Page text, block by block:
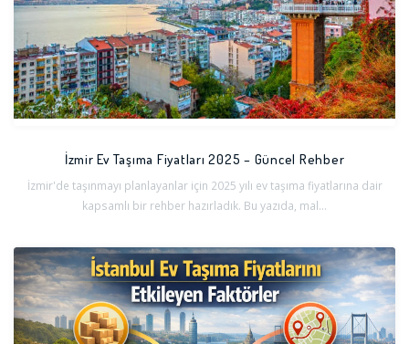
İzmir Ev Taşıma Fiyatları 2025 – Güncel Rehber
İzmir'de taşınmayı planlayanlar için 2025 yılı ev taşıma fiyatlarına dair
kapsamlı bir rehber hazırladık. Bu yazıda, mal...